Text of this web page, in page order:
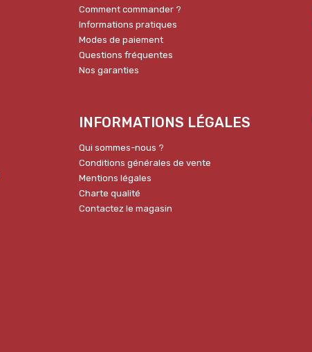
Comment commander ?
Informations pratiques
Modes de paiement
Questions fréquentes
Nos garanties
INFORMATIONS LÉGALES
Qui sommes-nous ?
Conditions générales de vente
Mentions légales
Charte qualité
Contactez le magasin